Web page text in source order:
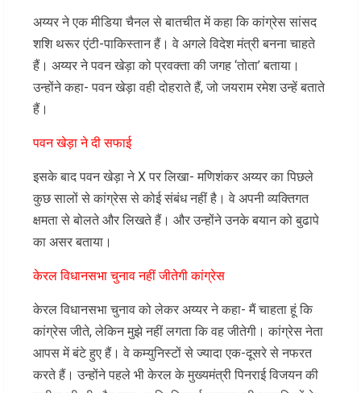
अय्यर ने एक मीडिया चैनल से बातचीत में कहा कि कांग्रेस सांसद
शशि थरूर एंटी-पाकिस्तान हैं। वे अगले विदेश मंत्री बनना चाहते
हैं। अय्यर ने पवन खेड़ा को प्रवक्ता की जगह ‘तोता’ बताया।
उन्होंने कहा- पवन खेड़ा वही दोहराते हैं, जो जयराम रमेश उन्हें बताते
हैं।
पवन खेड़ा ने दी सफाई
इसके बाद पवन खेड़ा ने X पर लिखा- मणिशंकर अय्यर का पिछले
कुछ सालों से कांग्रेस से कोई संबंध नहीं है। वे अपनी व्यक्तिगत
क्षमता से बोलते और लिखते हैं। और उन्होंने उनके बयान को बुढापे
का असर बताया।
केरल विधानसभा चुनाव नहीं जीतेगी कांग्रेस
केरल विधानसभा चुनाव को लेकर अय्यर ने कहा- मैं चाहता हूं कि
कांग्रेस जीते, लेकिन मुझे नहीं लगता कि वह जीतेगी। कांग्रेस नेता
आपस में बंटे हुए हैं। वे कम्युनिस्टों से ज्यादा एक-दूसरे से नफरत
करते हैं। उन्होंने पहले भी केरल के मुख्यमंत्री पिनराई विजयन की